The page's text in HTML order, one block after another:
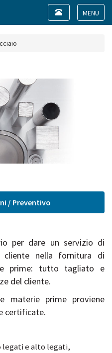
Toggle
Toggle
navigation
/ Preventivo
per dare un servizio di
nella fornitura di
prime: tutto tagliato e
del cliente.
materie prime proviene
certificate.
legati e alto legati,